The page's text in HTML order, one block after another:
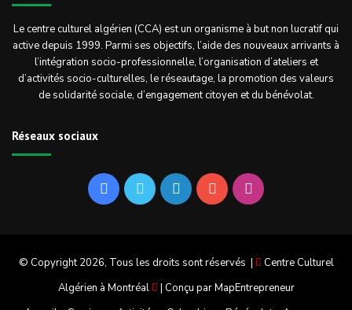
Le centre culturel algérien (CCA) est un organisme à but non lucratif qui
active depuis 1999. Parmi ses objectifs, l’aide des nouveaux arrivants à
l’intégration socio-professionnelle, l’organisation d’ateliers et
d’activités socio-culturelles, le réseautage, la promotion des valeurs
de solidarité sociale, d’engagement citoyen et du bénévolat.
Réseaux sociaux
FacebookTwitterLinkedinYouTubeInstagram
© Copyright 2026, Tous les droits sont réservés |
Centre Culturel
Algérien à Montréal
| Conçu parMapEntrepreneur